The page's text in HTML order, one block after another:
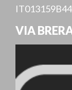
VIA